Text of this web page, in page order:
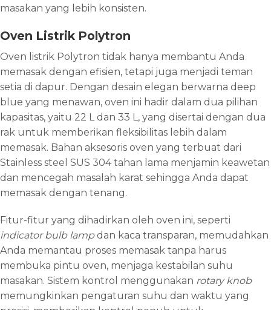
masakan yang lebih konsisten.
Oven Listrik Polytron
Oven listrik Polytron tidak hanya membantu Anda
memasak dengan efisien, tetapi juga menjadi teman
setia di dapur. Dengan desain elegan berwarna deep
blue yang menawan, oven ini hadir dalam dua pilihan
kapasitas, yaitu 22 L dan 33 L, yang disertai dengan dua
rak untuk memberikan fleksibilitas lebih dalam
memasak. Bahan aksesoris oven yang terbuat dari
Stainless steel SUS 304 tahan lama menjamin keawetan
dan mencegah masalah karat sehingga Anda dapat
memasak dengan tenang.
Fitur-fitur yang dihadirkan oleh oven ini, seperti
indicator bulb lampdan kaca transparan, memudahkan
Anda memantau proses memasak tanpa harus
membuka pintu oven, menjaga kestabilan suhu
masakan. Sistem kontrol menggunakan rotary knob
memungkinkan pengaturan suhu dan waktu yang